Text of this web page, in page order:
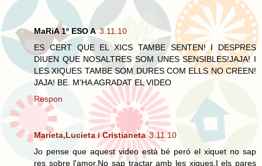
MaRiA 1º ESO A 3.11.10
ES CERT QUE EL XICS TAMBE SENTEN! I DESPRES
DIUEN QUE NOSALTRES SOM UNES SENSIBLES!JAJA! I
LES XIQUES TAMBE SOM DURES COM ELLS NO CREEN!
JAJA! BE. M'HA AGRADAT EL VIDEO
Respon
Marieta,Lucieta i Cristianeta 3.11.10
Jo pense que aquest video està bé peró el xiquet no sap
res sobre l'amor.No sap tractar amb les xiques.I els pares